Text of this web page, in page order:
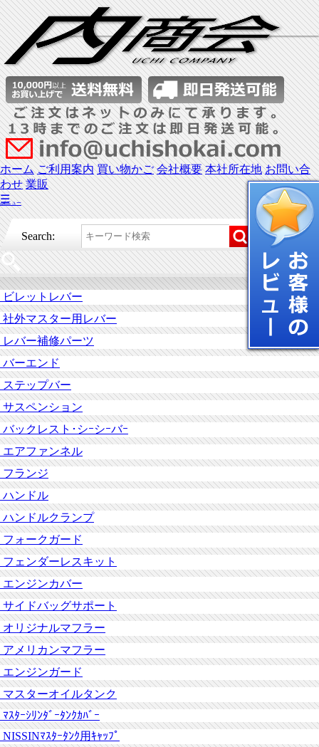
ホーム ご利用案内 買い物かご 会社概要 本社所在地 お問い合
わせ 業販
☰
メニュー
Search:
ビレットレバー
社外マスター用レバー
レバー補修パーツ
バーエンド
ステップバー
サスペンション
バックレスト･シｰシｰバｰ
エアファンネル
フランジ
ハンドル
ハンドルクランプ
フォークガード
フェンダーレスキット
エンジンカバー
サイドバッグサポート
オリジナルマフラー
アメリカンマフラー
エンジンガード
マスターオイルタンク
ﾏｽﾀｰｼﾘﾝﾀﾞｰﾀﾝｸｶﾊﾞｰ
NISSINﾏｽﾀｰﾀﾝｸ用ｷｬｯﾌﾟ